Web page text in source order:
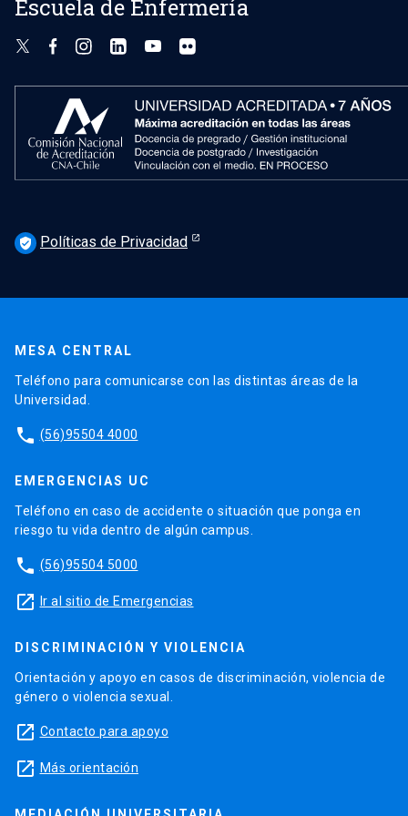
Escuela de Enfermería
verified_user Políticas de Privacidad
MESA CENTRAL
Teléfono para comunicarse con las distintas áreas de la
Universidad.
phone (56)95504 4000
EMERGENCIAS UC
Teléfono en caso de accidente o situación que ponga en
riesgo tu vida dentro de algún campus.
phone (56)95504 5000
launch Ir al sitio de Emergencias
DISCRIMINACIÓN Y VIOLENCIA
Orientación y apoyo en casos de discriminación, violencia de
género o violencia sexual.
launch Contacto para apoyo
launch Más orientación